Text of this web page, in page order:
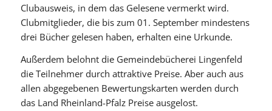
Clubausweis, in dem das Gelesene vermerkt wird.
Clubmitglieder, die bis zum 01. September mindestens
drei Bücher gelesen haben, erhalten eine Urkunde.
Außerdem belohnt die Gemeindebücherei Lingenfeld
die Teilnehmer durch attraktive Preise. Aber auch aus
allen abgegebenen Bewertungskarten werden durch
das Land Rheinland-Pfalz Preise ausgelost.